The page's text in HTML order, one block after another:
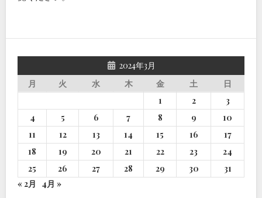
2024年3月
月
火 水 木 金 土
日
1
2
3
4
5 6 7 8 9
10
11
12 13 14 15 16
17
18
19 20 21 22 23
24
25
26 27 28 29 30
31
« 2月
4月 »